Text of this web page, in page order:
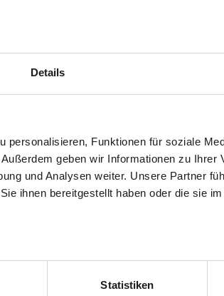
Details
personalisieren, Funktionen für soziale
geben wir Informationen zu Ihrer
und Analysen weiter. Unsere Partner
ihnen bereitgestellt haben oder die sie
Statistiken
Zurück zur Übersicht